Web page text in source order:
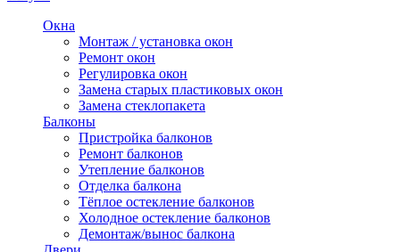
Окна
Монтаж / установка окон
Ремонт окон
Регулировка окон
Замена старых пластиковых окон
Замена стеклопакета
Балконы
Пристройка балконов
Ремонт балконов
Утепление балконов
Отделка балкона
Тёплое остекление балконов
Холодное остекление балконов
Демонтаж/вынос балкона